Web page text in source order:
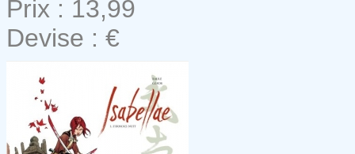
Prix : 13,99
Devise : €